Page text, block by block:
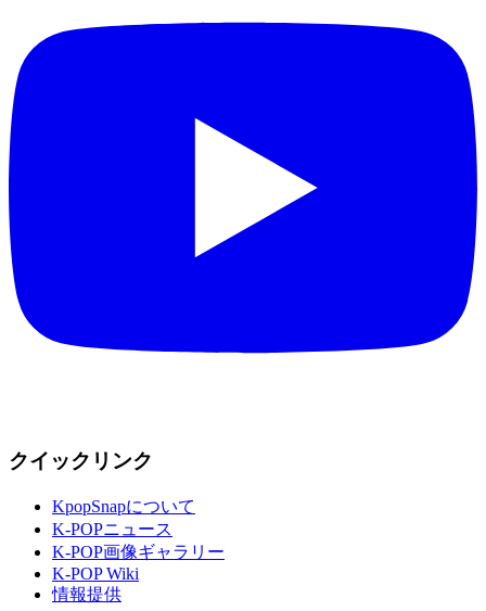
クイックリンク
KpopSnapについて
K-POPニュース
K-POP画像ギャラリー
K-POP Wiki
情報提供